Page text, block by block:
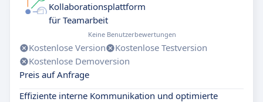
Kollaborationsplattform
für Teamarbeit
Keine Benutzerbewertungen
Kostenlose Version
Kostenlose Testversion
Kostenlose Demoversion
Preis auf Anfrage
Effiziente interne Kommunikation und optimierte